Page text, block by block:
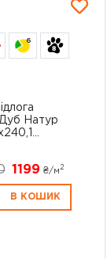
6
Натур
1199₴/м2
В КОШИК